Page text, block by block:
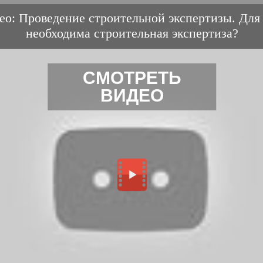
Проведение строительной экспертизы. Для
необходима строительная экспертиза?
СМОТРЕТЬ
ВИДЕО